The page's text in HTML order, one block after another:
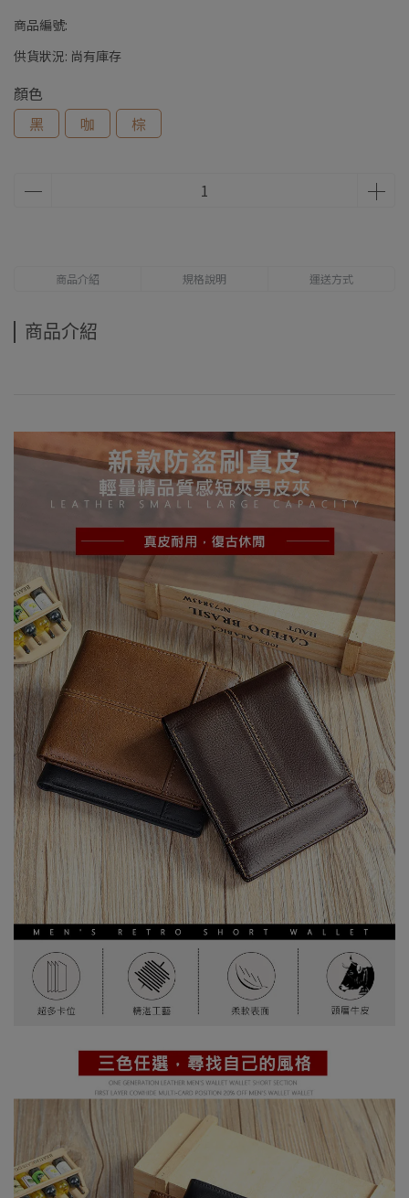
商品編號:
供貨狀況: 尚有庫存
顏色
黑
咖 棕
商品介紹 規格說明 運送方式
商品介紹